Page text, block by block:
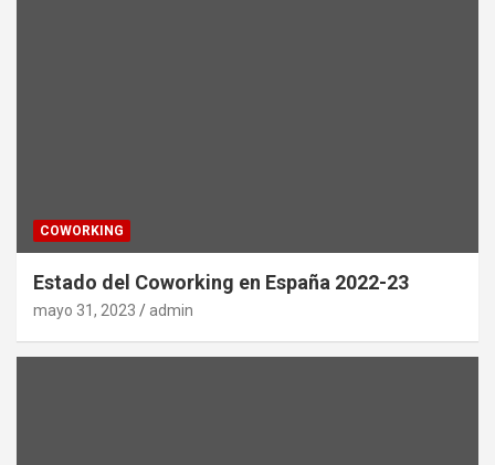
COWORKING
Estado del Coworking en España 2022-23
mayo 31, 2023 admin